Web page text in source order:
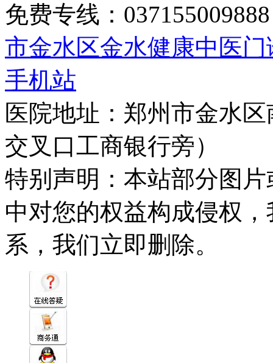
免费专线：
市金水区金水健康中医
手机站
医院地址：郑州市金水
交叉口工商银行旁）
特别声明：本站部分图
中对您的权益构成侵权
系，我们立即删除。